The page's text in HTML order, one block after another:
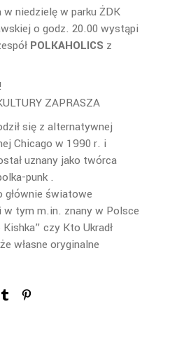
niedzielę w parku ŻDK
o godz. 20.00 wystąpi
POLKAHOLICS z
ZAPRASZA
się z alternatywnej
Chicago w 1990 r. i
uznany jako twórca
punk .
głównie światowe
w tym m.in. znany w Polsce
czy Kto Ukradł
własne oryginalne